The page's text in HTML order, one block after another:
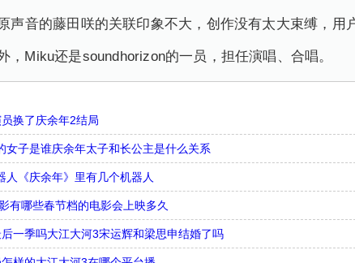
声音的藤田咲的关联印象不大，创作没有太大束缚，用
，Miku还是soundhorizon的一员，担任演唱、合唱。
换了庆余年2结局
女子是谁庆余年太子和长公主是什么关系
人《庆余年》里有几个机器人
有哪些春节档的电影会上映多久
一季吗大江大河3宋运辉和梁思申结婚了吗